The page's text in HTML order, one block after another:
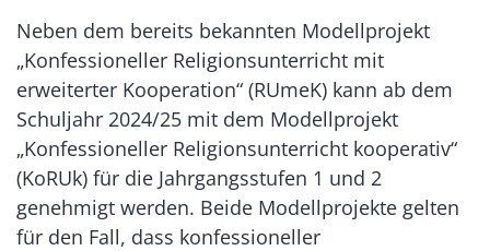
Neben dem bereits bekannten Modellprojekt
„Konfessioneller Religionsunterricht mit
erweiterter Kooperation“ (RUmeK) kann ab dem
Schuljahr 2024/25 mit dem Modellprojekt
„Konfessioneller Religionsunterricht kooperativ“
(KoRUk) für die Jahrgangsstufen 1 und 2
genehmigt werden. Beide Modellprojekte gelten
für den Fall, dass konfessioneller